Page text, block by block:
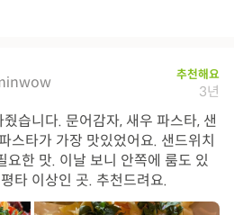
추천해요
3년
습니다. 문어감자, 새우 파스타, 샌
스타가 가장 맛있었어요. 샌드위치
요한 맛. 이날 보니 안쪽에 룸도 있
타 이상인 곳. 추천드려요.